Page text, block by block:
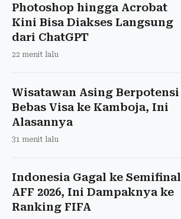
Photoshop hingga Acrobat
Kini Bisa Diakses Langsung
dari ChatGPT
22 menit lalu
Wisatawan Asing Berpotensi
Bebas Visa ke Kamboja, Ini
Alasannya
31 menit lalu
Indonesia Gagal ke Semifinal
AFF 2026, Ini Dampaknya ke
Ranking FIFA